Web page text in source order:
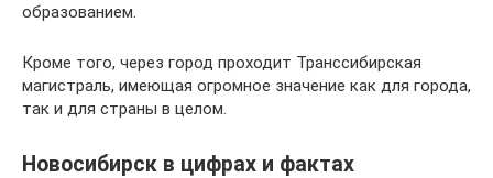
образованием.
Кроме того, через город проходит Транссибирская
магистраль, имеющая огромное значение как для города,
так и для страны в целом.
Новосибирск в цифрах и фактах